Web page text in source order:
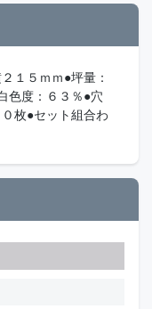
１５ｍｍ●坪量：
色度：６３％●穴
枚●セット組合わ